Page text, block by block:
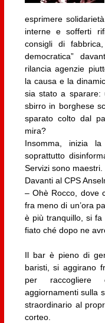
esprimere
interne e sofferti
consigli di
democratica”
rilancia agenzie
la causa e la
sia stato a sparare:
sbirro in borghese
sparato colto dal
mira?
Insomma, inizia la
soprattutto
Servizi sono maestri.
Davanti al CPS
– Ohè Rocco, dove
fra meno di un’ora
è più tranquillo, si
fiato ché dopo ne
Il bar è pieno di
baristi, si aggirano
per raccogliere
aggiornamenti sulla
straordinario al
corteo.